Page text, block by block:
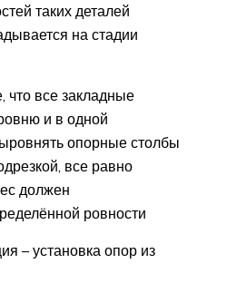
таких деталей
на стадии
что все закладные
и в одной
опорные столбы
все равно
должен
ровности
– установка опор из